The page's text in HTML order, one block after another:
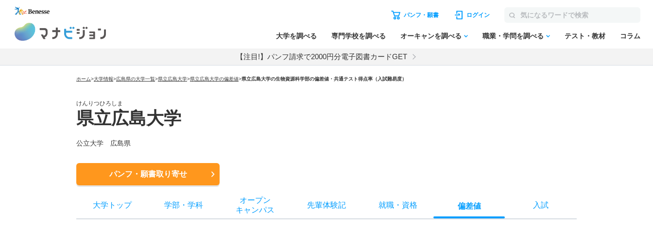
パンフ・願書 ログイン
大学を調べる 専門学校を調べる オーキャンを調べる 職業・学問を調べる テスト・教材 コラム
【注目!】パンフ請求で2000円分電子図書カードGET
ホーム>大学情報>広島県の大学一覧>県立広島大学>県立広島大学の偏差値>県立広島大学の生物資源科学部の偏差値・共通テスト得点率（入試難易度）
けんりつひろしま
県立広島大学
公立大学 広島県
パンフ・願書取り寄せ
大学トップ 学部 ・ 学科
オープン
キャンパス
先輩体験記 就職・ 資格 偏差値 入試